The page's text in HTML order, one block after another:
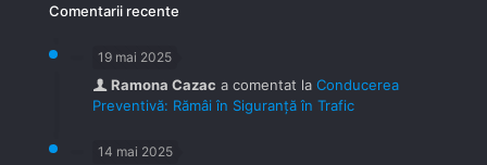
Comentarii recente
19 mai 2025
Ramona Cazac a comentat la Conducerea
Preventivă: Rămâi în Siguranță în Trafic
14 mai 2025